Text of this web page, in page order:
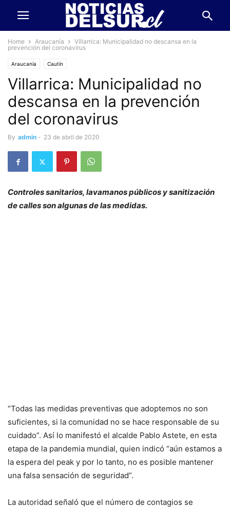
Home Araucanía
Villarrica: Municipalidad no descansa en la
prevención del coronavirus
Araucanía Cautín
Villarrica: Municipalidad no
descansa en la prevención
del coronavirus
By admin - 23 de abril de 2020
Controles sanitarios, lavamanos públicos y sanitización
de calles son algunas de las medidas.
“Todas las medidas preventivas que adoptemos no son
suficientes, si la comunidad no se hace responsable de su
cuidado”. Así lo manifestó el alcalde Pablo Astete, en esta
etapa de la pandemia mundial, quien indicó “aún estamos a
la espera del peak y por lo tanto, no es posible mantener
una falsa sensación de seguridad”.
La autoridad señaló que el número de contagios se